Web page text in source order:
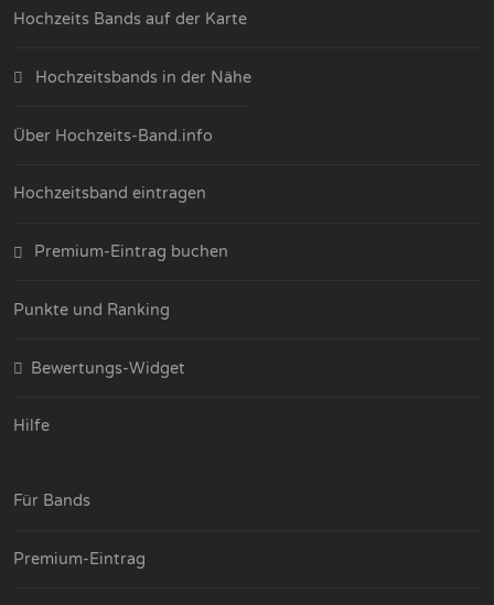
Hochzeits Bands auf der Karte
Hochzeitsbands in der Nähe
Über Hochzeits-Band.info
Hochzeitsband eintragen
Premium-Eintrag buchen
Punkte und Ranking
Bewertungs-Widget
Hilfe
Für Bands
Premium-Eintrag